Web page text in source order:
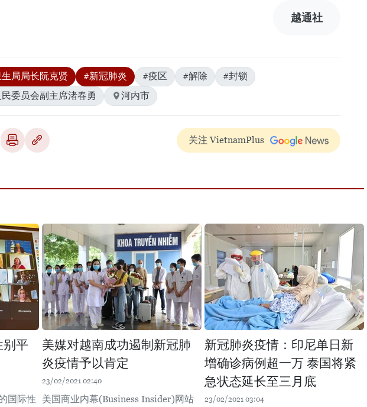
越通社
局局长阮克贤 #新冠肺炎 #疫区 #解除
#封锁
委员会副主席渚春勇
河内市
关注 VietnamPlus
别平
国际性
美媒对越南成功遏制新冠肺
炎疫情予以肯定
23/02/2021 02:40
美国商业内幕(Business Insider)网站
新冠肺炎疫情：印尼单日新
增确诊病例超一万 泰国将紧
急状态延长至三月底
23/02/2021 03:04